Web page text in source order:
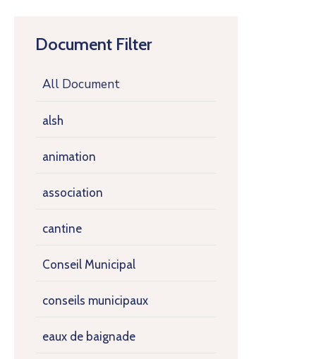
Document Filter
All Document
alsh
animation
association
cantine
Conseil Municipal
conseils municipaux
eaux de baignade